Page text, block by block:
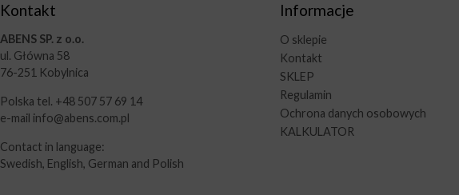
Kontakt
ABENS SP. z o.o.
ul. Główna 58
76-251 Kobylnica
Polska tel. +48 507 57 69 14
e-mail info@abens.com.pl
Contact in language:
Swedish, English, German and Polish
Informacje
O sklepie
Kontakt
SKLEP
Regulamin
Ochrona danych osobowych
KALKULATOR